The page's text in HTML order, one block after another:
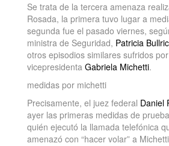
Se trata de la tercera amenaza
Rosada, la primera tuvo lugar a
segunda fue el pasado viernes,
ministra de Seguridad, Patricia
otros episodios similares sufridos
vicepresidenta Gabriela Michetti.
medidas por michetti
Precisamente, el juez federal Daniel
ayer las primeras medidas de
quién ejecutó la llamada telefónica
amenazó con “hacer volar” a